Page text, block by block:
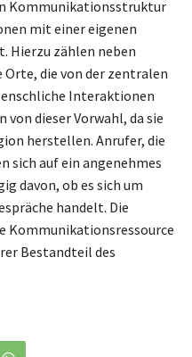
Kommunikationsstruktur
mit einer eigenen
Hierzu zählen neben
die von der zentralen
Interaktionen
dieser Vorwahl, da sie
herstellen. Anrufer, die
sich auf ein angenehmes
davon, ob es sich um
handelt. Die
Kommunikationsressource
Bestandteil des